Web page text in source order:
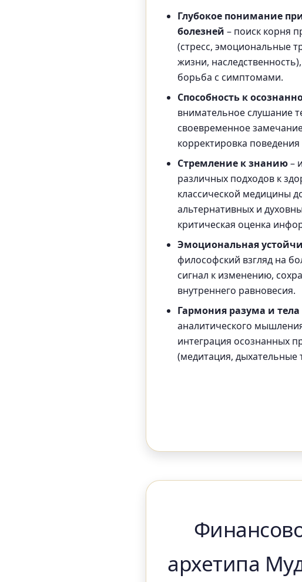
Глубокое понимание
болезней – поиск корня
(стресс, эмоциональные
жизни,
борьба с симптомами.
Способность к
внимательное слушание
своевременное
корректировка
Стремление к знанию–
различных подходов к
классической медицины
альтернативных и
критическая оценка
Эмоциональная
философский взгляд на
сигнал к изменению,
внутреннего равновесия.
Гармония разума и тела
аналитического
интеграция осознанных
(медитация, дыхательные
архетипа